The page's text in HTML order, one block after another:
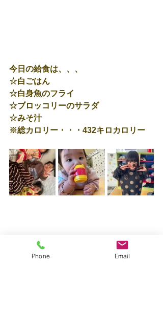
今日の給食は、、、
☆白ごはん
☆白身魚のフライ
☆ブロッコリーのサラダ
☆みそ汁
※総カロリー・・・432キロカロリー
Phone Email